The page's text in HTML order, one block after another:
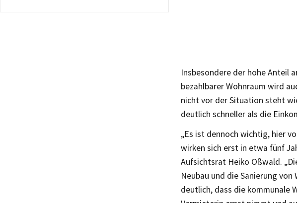
Insbesondere der hohe Anteil
bezahlbarer Wohnraum wird
nicht vor der Situation steht
deutlich schneller als die
„Es ist dennoch wichtig, hier
wirken sich erst in etwa fünf
Aufsichtsrat Heiko Oßwald.
Neubau und die Sanierung
deutlich, dass die kommunale